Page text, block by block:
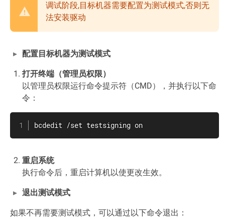
调试阶段,目标机器需要配置为测试模式,否则无
法安装驱动
配置目标机器为测试模式
打开终端（管理员权限）
以管理员权限运行命令提示符（CMD），并执行以下命
令：
bcdedit /set testsigning on
重启系统
执行命令后，重启计算机以使更改生效。
退出测试模式
如果不再需要测试模式，可以通过以下命令退出：